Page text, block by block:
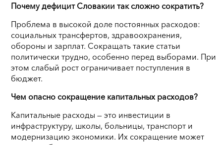
Почему дефицит Словакии так сложно сократить?
Проблема в высокой доле постоянных расходов:
социальных трансфертов, здравоохранения,
обороны и зарплат. Сокращать такие статьи
политически трудно, особенно перед выборами. При
этом слабый рост ограничивает поступления в
бюджет.
Чем опасно сокращение капитальных расходов?
Капитальные расходы — это инвестиции в
инфраструктуру, школы, больницы, транспорт и
модернизацию экономики. Их сокращение может